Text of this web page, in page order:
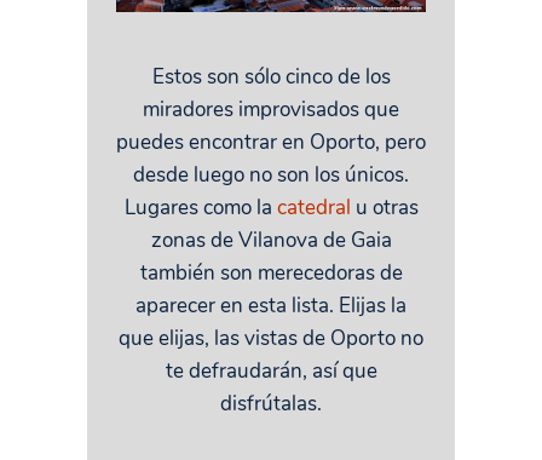
Estos son sólo cinco de los
miradores improvisados que
puedes encontrar en Oporto, pero
desde luego no son los únicos.
Lugares como la catedral u otras
zonas de Vilanova de Gaia
también son merecedoras de
aparecer en esta lista. Elijas la
que elijas, las vistas de Oporto no
te defraudarán, así que
disfrútalas.